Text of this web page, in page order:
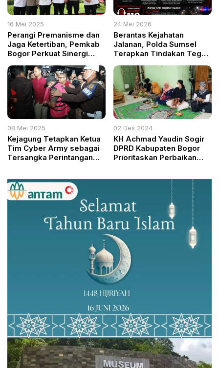
16 Mei 2025
Perangi Premanisme dan
Jaga Ketertiban, Pemkab
Bogor Perkuat Sinergi
Metro Jaya
24 Mei 2026
Berantas Kejahatan
Jalanan, Polda Sumsel
Terapkan Tindakan Tegas
Call Center 110
08 Mei 2025
Kejagung Tetapkan Ketua
Tim Cyber Army sebagai
Tersangka Perintangan
02 Des 2024
KH Achmad Yaudin Sogir
DPRD Kabupaten Bogor
Prioritaskan Perbaikan